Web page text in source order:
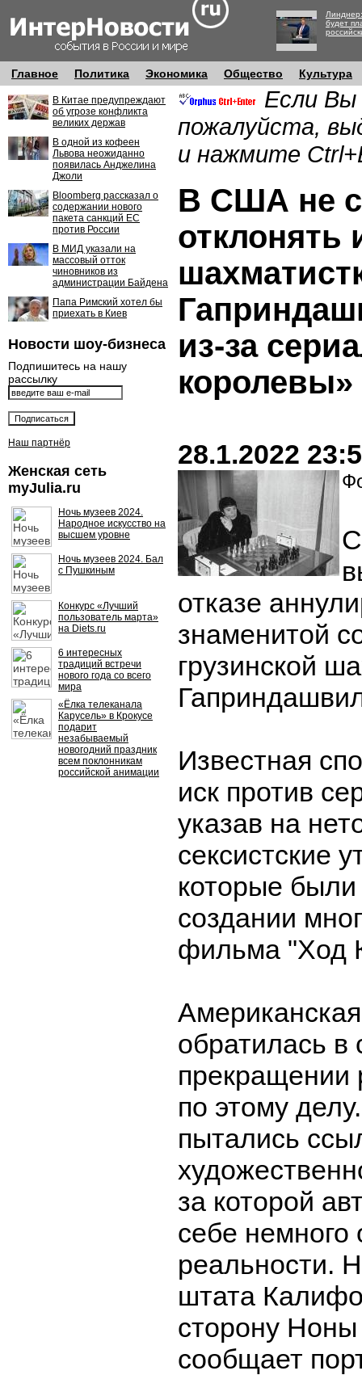
будет
Главное Политика Экономика Общество Культура
В Китае предупреждают
об угрозе конфликта
великих держав
В одной из кофеен
Львова неожиданно
появилась Анджелина
Джоли
Bloomberg рассказал о
содержании нового
пакета санкций ЕС
против России
В МИД указали на
массовый отток
чиновников из
администрации Байдена
Папа Римский хотел бы
приехать в Киев
Новости шоу-бизнеса
Подпишитесь на нашу
рассылку
Наш партнёр
Женская сеть
myJulia.ru
Ночь музеев 2024.
Народное искусство на
высшем уровне
Ночь музеев 2024. Бал
с Пушкиным
Конкурс «Лучший
пользователь марта»
на Diets.ru
6 интересных
традиций встречи
нового года со всего
мира
«Ёлка телеканала
Карусель» в Крокусе
подарит
незабываемый
новогодний праздник
всем поклонникам
российской анимации
Если Вы
пожалуйста,
и нажмите
В США не
отклонять
из-за
королевы»
28.1.2022
отказе
знаменитой
грузинской
Известная
иск против
указав на
сексистские
которые
создании
фильма "Ход
обратилась в
прекращении
по этому
пытались
за которой
себе немного
реальности.
штата
сторону
сообщает